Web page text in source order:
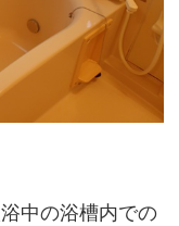
中の浴槽内での